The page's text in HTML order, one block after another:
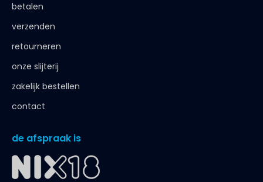
betalen
verzenden
retourneren
onze slijterij
zakelijk bestellen
contact
de afspraak is